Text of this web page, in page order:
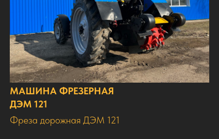
МАШИНА ФРЕЗЕРНАЯ
ДЭМ 121
Фреза дорожная ДЭМ 121